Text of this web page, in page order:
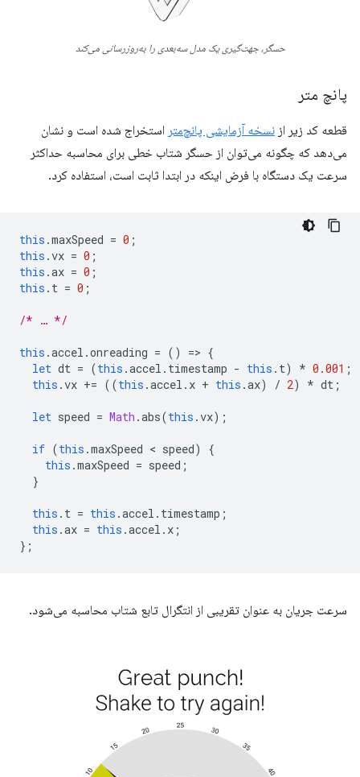
حسگر، جهت‌گیری یک مدل سه‌بعدی را به‌روزرسانی می‌کند
پانچ متر
قطعه کد زیر از نسخه آزمایشی پانچ‌متر استخراج شده است و نشان
می‌دهد که چگونه می‌توان از حسگر شتاب خطی برای محاسبه حداکثر
سرعت یک دستگاه با فرض اینکه در ابتدا ثابت است، استفاده کرد.
this .maxSpeed = 0 ;
this .vx = 0 ;
this .ax = 0 ;
this . t = 0 ;
/* … */
this .accel .onreading = () => {
let dt = (this .accel . timestamp - this . t) * 0.001 ;
this .vx += ((this .accel . x + this .ax) / 2) * dt ;
let speed = Math .abs(this .vx);
if (this .maxSpeed < speed)
{
this .maxSpeed = speed ;
}
this . t = this .accel . timestamp ;
this .ax = this .accel . x ;
};
سرعت جریان به عنوان تقریبی از انتگرال تابع شتاب محاسبه می‌شود.